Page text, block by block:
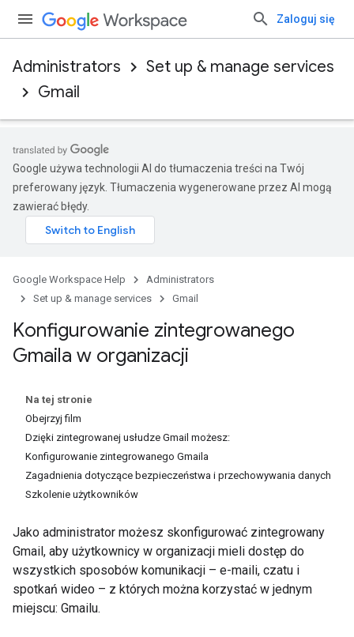
Zaloguj się
Administrators
Set up & manage services
Gmail
Google używa technologii AI do tłumaczenia treści na Twój
preferowany język. Tłumaczenia wygenerowane przez AI mogą
zawierać błędy.
Google Workspace Help
Administrators
Set up & manage services
Gmail
Konfigurowanie zintegrowanego
Gmaila w organizacji
Na tej stronie
Obejrzyj film
Dzięki zintegrowanej usłudze Gmail możesz:
Konfigurowanie zintegrowanego Gmaila
Zagadnienia dotyczące bezpieczeństwa i przechowywania danych
Szkolenie użytkowników
Jako administrator możesz skonfigurować zintegrowany
Gmail, aby użytkownicy w organizacji mieli dostęp do
wszystkich sposobów komunikacji – e-maili, czatu i
spotkań wideo – z których można korzystać w jednym
miejscu: Gmailu.